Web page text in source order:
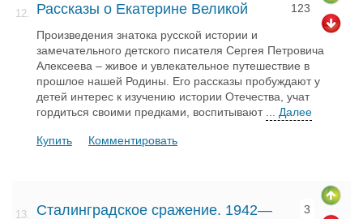
12. Рассказы о Екатерине Великой 123
Произведения знатока русской истории и
замечательного детского писателя Сергея Петровича
Алексеева – живое и увлекательное путешествие в
прошлое нашей Родины. Его рассказы пробуждают у
детей интерес к изучению истории Отечества, учат
гордиться своими предками, воспитывают
... Далее
Купить Комментировать
13.
Сталинградское сражение. 1942—
3